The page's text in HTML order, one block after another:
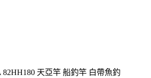
天亞竿 船釣竿 白帶魚釣